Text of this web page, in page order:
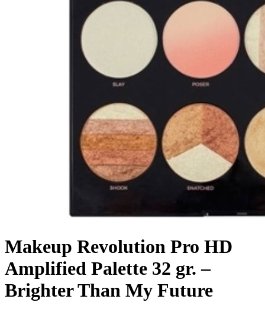
Makeup Revolution Pro HD
Amplified Palette 32 gr. –
Brighter Than My Future